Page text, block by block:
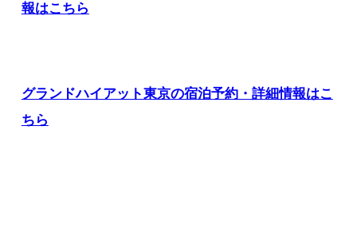
報はこちら
グランドハイアット東京の宿泊予約・詳細情報はこ
ちら